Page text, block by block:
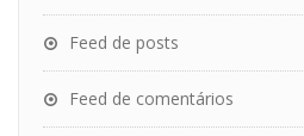
Feed de posts
Feed de comentários